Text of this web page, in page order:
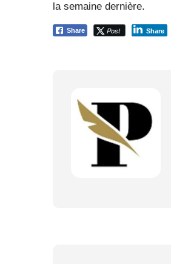
la semaine dernière.
Share Post Share